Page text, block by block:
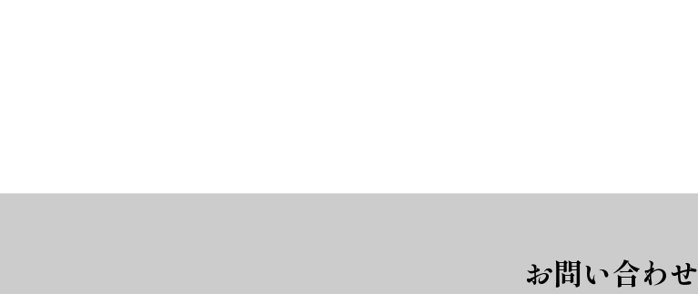
お問い合わせ